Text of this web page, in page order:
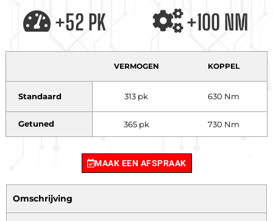
+52 PK +100 NM
VERMOGEN KOPPEL
Standaard 313 pk 630 Nm
Getuned 365 pk 730 Nm
MAAK EEN AFSPRAAK
Omschrijving